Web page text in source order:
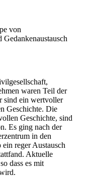
von
Gedankenaustausch
waren Teil der
sind ein wertvoller
Geschichte. Die
Geschichte, sind
Es ging nach der
in den
reger Austausch
Aktuelle
dass es mit